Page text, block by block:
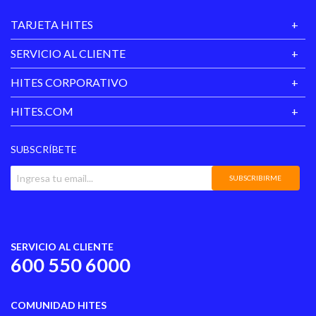
TARJETA HITES
SERVICIO AL CLIENTE
HITES CORPORATIVO
HITES.COM
SUBSCRÍBETE
SUBSCRIBIRME
SERVICIO AL CLIENTE
600 550 6000
COMUNIDAD HITES